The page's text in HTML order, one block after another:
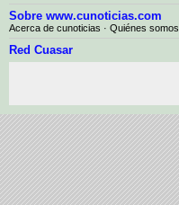
Sobre www.cunoticias.com
Acerca de cunoticias · Quiénes somos
Red Cuasar